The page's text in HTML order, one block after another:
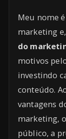
Meu nome é
marketing
do
motivos
investindo
conteúdo.
vantagens
marketing,
público, a